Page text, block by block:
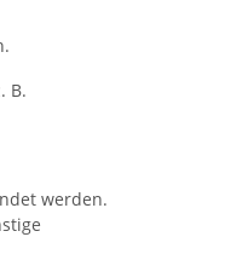
B.
werden.